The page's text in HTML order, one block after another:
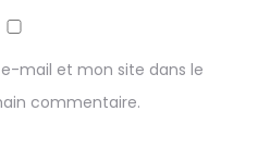
mail et mon site dans le
commentaire.